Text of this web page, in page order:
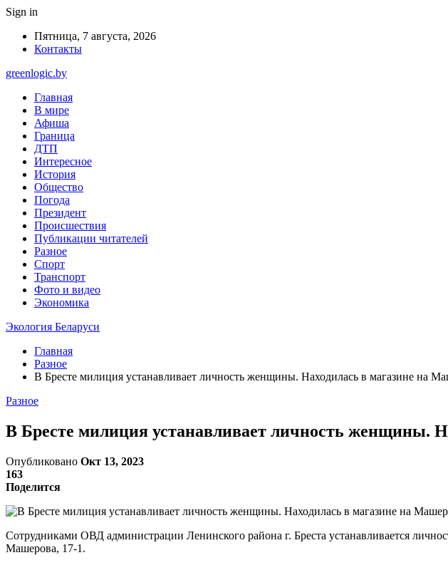
Sign in
Пятница, 7 августа, 2026
Контакты
greenlogic.by
Главная
В мире
Афиша
Граница
ДТП
Интересное
История
Общество
Погода
Президент
Происшествия
Публикации читателей
Разное
Спорт
Транспорт
Фото и видео
Экономика
Экология Беларуси
Главная
Разное
В Бресте милиция устанавливает личность женщины. Находилась в магазине на
Разное
В Бресте милиция устанавливает личность женщины.
Опубликовано Окт 13, 2023
163
Поделится
Сотрудниками ОВД администрации Ленинского района г. Бреста устанавливается
Машерова, 17-1.